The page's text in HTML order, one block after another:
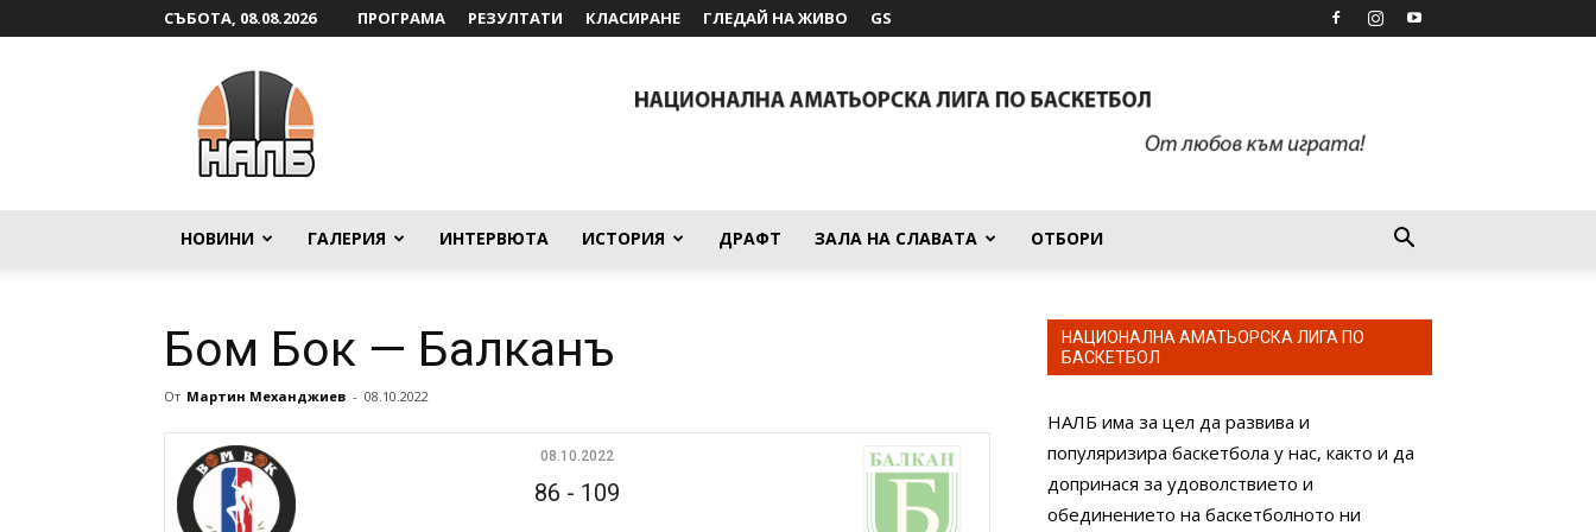
СЪБОТА, 08.08.2026 ПРОГРАМА РЕЗУЛТАТИ КЛАСИРАНЕ ГЛЕДАЙ НА ЖИВО GS
НОВИНИ ГАЛЕРИЯ ИНТЕРВЮТА ИСТОРИЯ ДРАФТ ЗАЛА НА СЛАВАТА ОТБОРИ
Бом Бок — Балканъ
От Мартин Механджиев - 08.10.2022
08.10.2022
86 - 109
НАЦИОНАЛНА АМАТЬОРСКА ЛИГА ПО
БАСКЕТБОЛ
НАЛБ има за цел да развива и
популяризира баскетбола у нас, както и да
допринася за удоволствието и
обединението на баскетболното ни